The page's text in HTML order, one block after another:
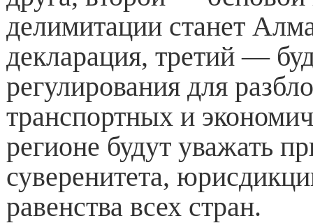
делимитации станет
декларация, третий —
регулирования для
транспортных и
регионе будут уважать
суверенитета,
равенства всех стран.